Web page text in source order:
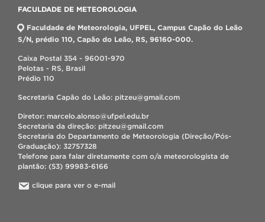
FACULDADE DE METEOROLOGIA
Faculdade de Meteorologia, UFPEL, Campus Capão do Leão
S/N, prédio 110, Capão do Leão, RS, 96160-000.
Caixa Postal 354 - 96001-970
Pelotas - RS, Brasil
Prédio 110
Secretaria Capão do Leão: pitzeu@gmail.com
Diretor: marcelo.alonso@ufpel.edu.br
Secretaria da direção: pitzeu@gmail.com
Secretaria do Departamento de Meteorologia (Direção/Pós-
Graduação): 32757328
Telefone para falar diretamente com o/a meteorologista de
plantão: (53) 99983-6166
clique para ver o e-mail